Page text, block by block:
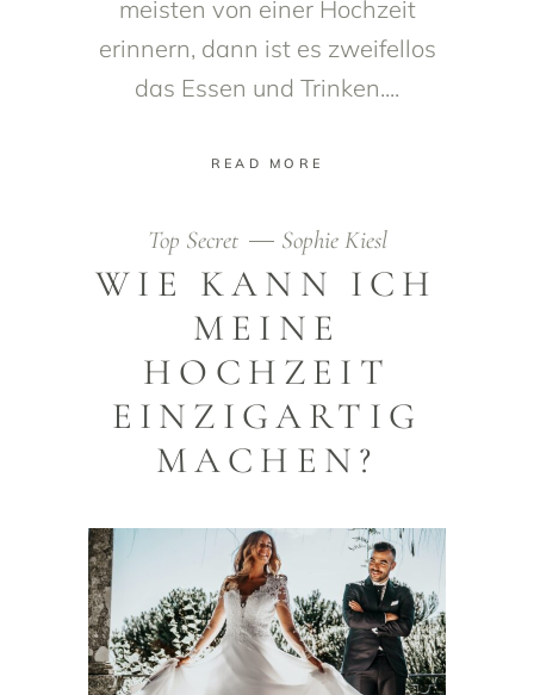
meisten von einer Hochzeit
erinnern, dann ist es zweifellos
das Essen und Trinken.
READ MORE
Top Secret Sophie Kiesl
WIE KANN ICH
MEINE
HOCHZEIT
EINZIGARTIG
MACHEN?